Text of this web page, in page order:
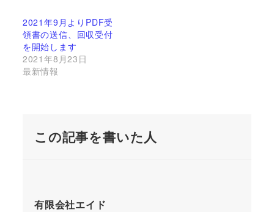
2021年9月よりPDF受
領書の送信、回収受付
を開始します
2021年8月23日
最新情報
この記事を書いた人
有限会社エイド